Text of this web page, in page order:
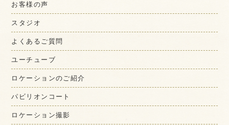
お客様の声
スタジオ
よくあるご質問
ユーチューブ
ロケーションのご紹介
パビリオンコート
ロケーション撮影